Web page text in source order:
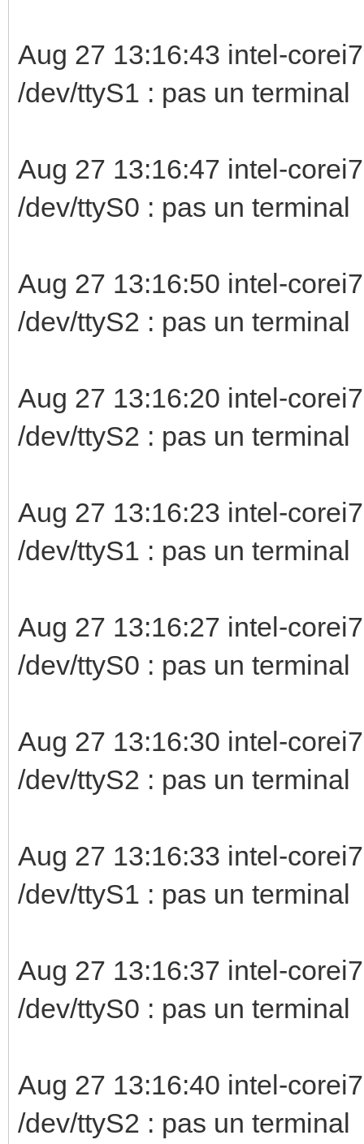
Aug 27 13:16:43 intel-
/dev/ttyS1 :
Aug 27 13:16:47 intel-
/dev/ttyS0 :
Aug 27 13:16:50 intel-
/dev/ttyS2 :
Aug 27 13:16:20 intel-
/dev/ttyS2 :
Aug 27 13:16:23 intel-
/dev/ttyS1 :
Aug 27 13:16:27 intel-
/dev/ttyS0 :
Aug 27 13:16:30 intel-
/dev/ttyS2 :
Aug 27 13:16:33 intel-
/dev/ttyS1 :
Aug 27 13:16:37 intel-
/dev/ttyS0 :
Aug 27 13:16:40 intel-
/dev/ttyS2 :